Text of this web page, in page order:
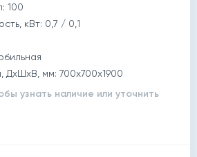
100
кВт: 0,7 / 0,1
ДхШхВ, мм: 700х700х1900
узнать наличие или уточнить